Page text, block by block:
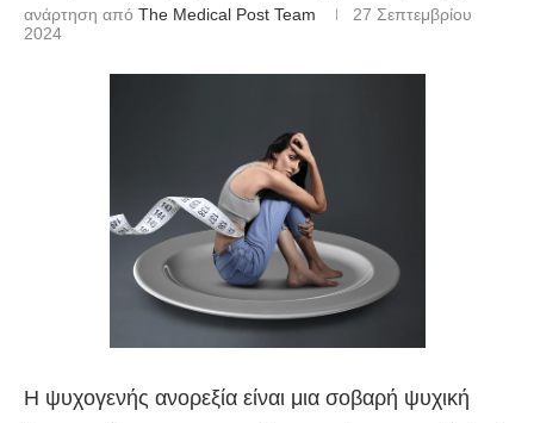
ανάρτηση από The Medical Post Team
27 Σεπτεμβρίου
2024
Η ψυχογενής ανορεξία είναι μια σοβαρή ψυχική